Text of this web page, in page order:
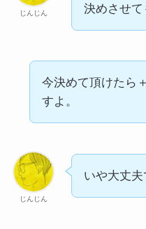
じんじん
決めさせて
今決めて頂けたら
すよ。
じんじん
いや大丈夫